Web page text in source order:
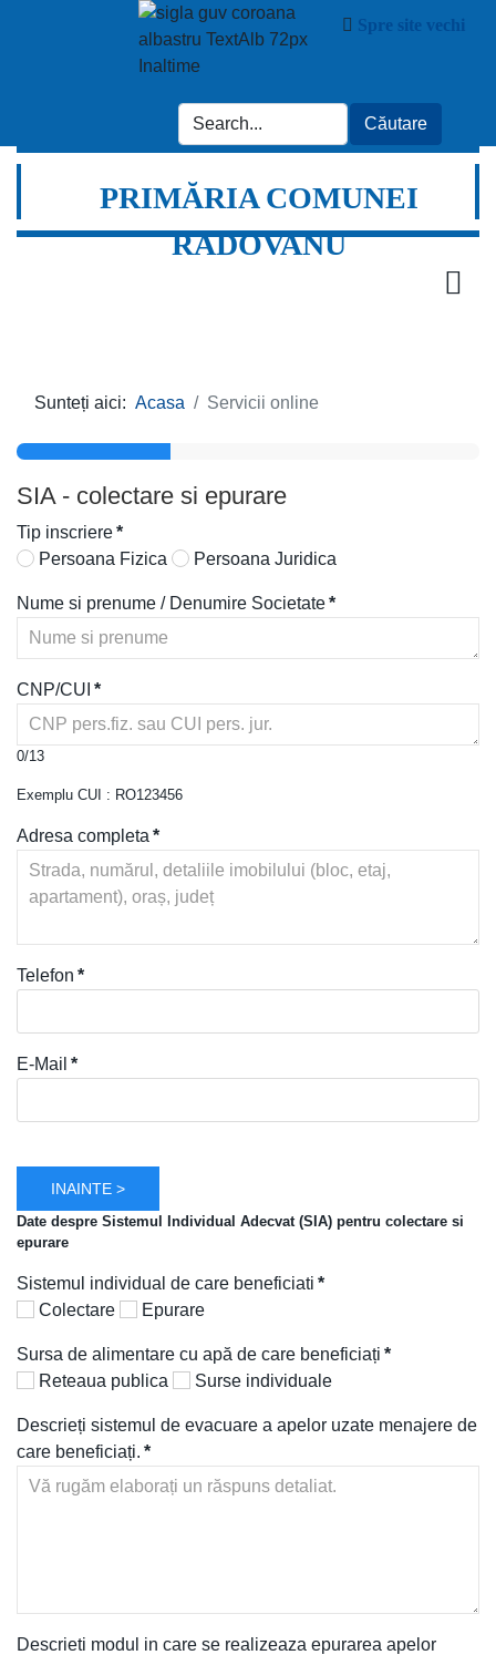
Spre site vechi
PRIMĂRIA COMUNEI
RADOVANU
Sunteți aici: Acasa Servicii online
SIA - colectare si epurare
Tip inscriere*
Persoana Fizica
Persoana Juridica
Nume si prenume / Denumire Societate*
CNP/CUI *
0/13
Exemplu CUI : RO123456
Adresa completa *
Telefon *
E-Mail *
INAINTE >
Date despre Sistemul Individual Adecvat (SIA) pentru colectare si
epurare
Sistemul individual de care beneficiati *
Colectare
Epurare
Sursa de alimentare cu apă de care beneficiați *
Reteaua publica
Surse individuale
Descrieți sistemul de evacuare a apelor uzate menajere de
care beneficiați. *
Descrieti modul in care se realizeaza epurarea apelor